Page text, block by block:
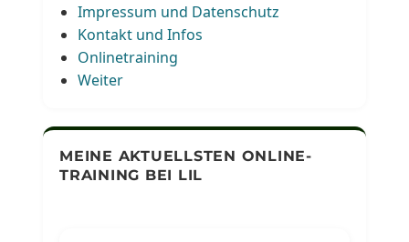
Impressum und Datenschutz
Kontakt und Infos
Onlinetraining
Weiter
MEINE AKTUELLSTEN ONLINE-
TRAINING BEI LIL